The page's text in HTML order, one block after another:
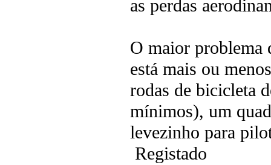
as perdas
O maior problema
está mais ou
rodas de bicicleta
mínimos), um
levezinho para
Registado